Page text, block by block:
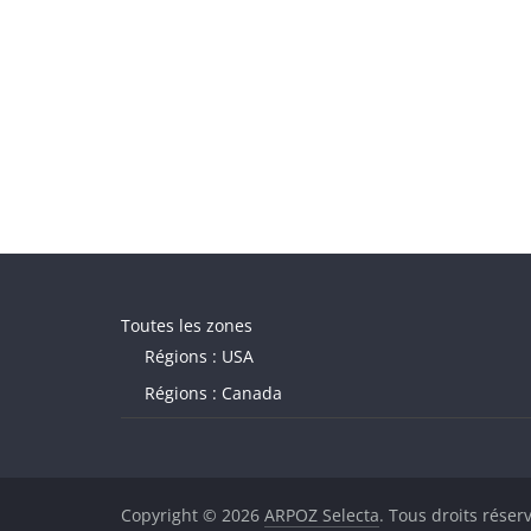
Toutes les zones
Régions : USA
Régions : Canada
Copyright © 2026 ARPOZ Selecta. Tous droits